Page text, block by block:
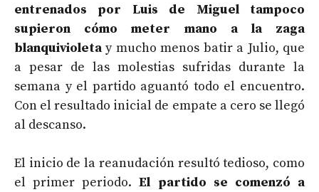
entrenados por Luis de Miguel tampoco
supieron cómo meter mano a la zaga
blanquivioleta y mucho menos batir a Julio, que
a pesar de las molestias sufridas durante la
semana y el partido aguantó todo el encuentro.
Con el resultado inicial de empate a cero se llegó
al descanso.
El inicio de la reanudación resultó tedioso, como
el primer periodo.El partido se comenzó a